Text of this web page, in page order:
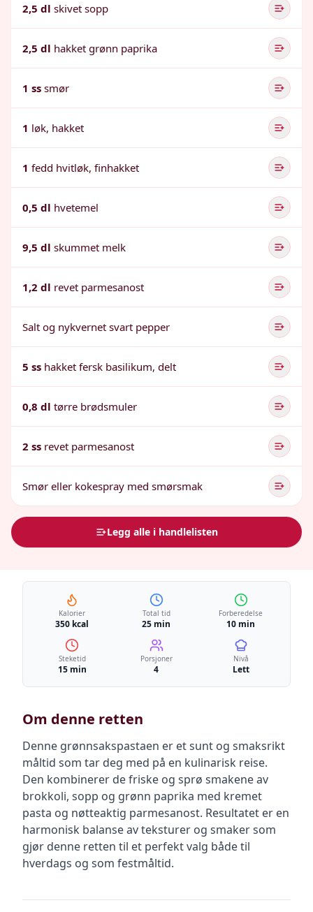
2,5 dl skivet sopp
2,5 dl hakket grønn paprika
1 ss smør
1 løk, hakket
1 fedd hvitløk, finhakket
0,5 dl hvetemel
9,5 dl skummet melk
1,2 dl revet parmesanost
Salt og nykvernet svart pepper
5 ss hakket fersk basilikum, delt
0,8 dl tørre brødsmuler
2 ss revet parmesanost
Smør eller kokespray med smørsmak
Legg alle i handlelisten
Kalorier
350 kcal
Total tid
25 min
Forberedelse
10 min
Steketid
15 min
Porsjoner
4
Nivå
Lett
Om denne retten
Denne grønnsakspastaen er et sunt og smaksrikt
måltid som tar deg med på en kulinarisk reise.
Den kombinerer de friske og sprø smakene av
brokkoli, sopp og grønn paprika med kremet
pasta og nøtteaktig parmesanost. Resultatet er en
harmonisk balanse av teksturer og smaker som
gjør denne retten til et perfekt valg både til
hverdags og som festmåltid.